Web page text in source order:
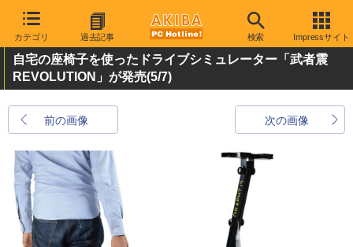
カテゴリ 過去記事 検索 Impressサイト
自宅の座椅子を使ったドライブシミュレーター「武者震
REVOLUTION」が発売(5/7)
前の画像 次の画像